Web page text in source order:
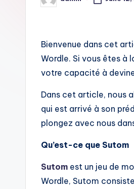
Posted
by
Bienvenue dans cet
Wordle. Si vous êtes à
votre capacité à
Dans cet article, nous
qui est arrivé à son
plongez avec nous
Qu’est-ce que Sutom
Sutom est un jeu de
Wordle, Sutom